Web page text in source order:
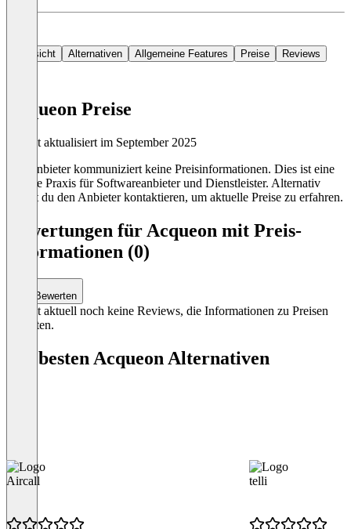
Übersicht Alternativen Allgemeine Features Preise Reviews
Acqueon Preise
Zuletzt aktualisiert im September 2025
Der Anbieter kommuniziert keine Preisinformationen. Dies ist eine
übliche Praxis für Softwareanbieter und Dienstleister. Alternativ
kannst du den Anbieter kontaktieren, um aktuelle Preise zu erfahren.
Bewertungen für Acqueon mit Preis-
Informationen (0)
Bewerten
Es gibt aktuell noch keine Reviews, die Informationen zu Preisen
enthalten.
Die besten Acqueon Alternativen
Aircall telli